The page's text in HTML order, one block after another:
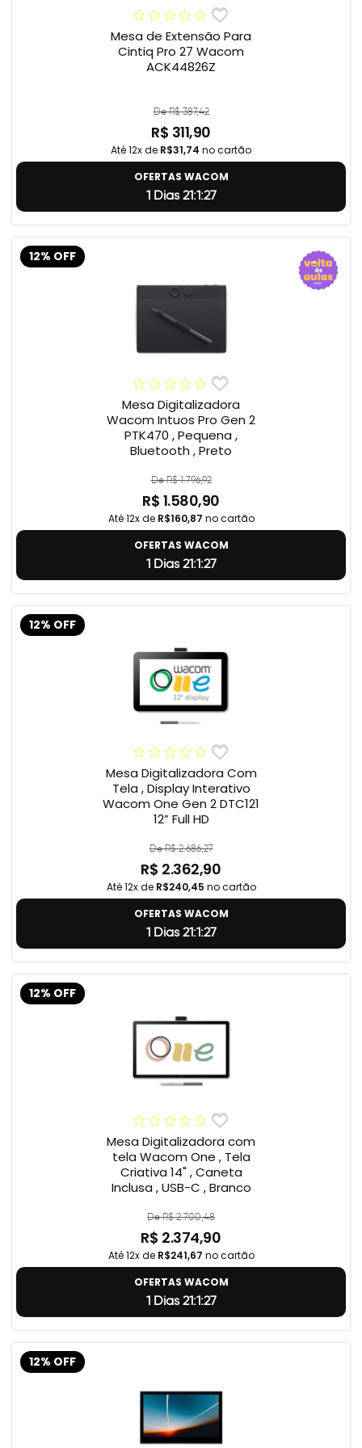
Mesa de Extensão Para
Cintiq Pro 27 Wacom
ACK44826Z
De R$ 387,42
R$ 311,90
Até 12x de R$31,74 no cartão
OFERTAS WACOM
1 Dias 21:1:26
12% OFF
Mesa Digitalizadora
Wacom Intuos Pro Gen 2
PTK470 , Pequena ,
Bluetooth , Preto
De R$ 1.796,92
R$ 1.580,90
Até 12x de R$160,87 no cartão
OFERTAS WACOM
1 Dias 21:1:26
12% OFF
Mesa Digitalizadora Com
Tela , Display Interativo
Wacom One Gen 2 DTC121
12” Full HD
De R$ 2.686,27
R$ 2.362,90
Até 12x de R$240,45 no cartão
OFERTAS WACOM
1 Dias 21:1:26
12% OFF
Mesa Digitalizadora com
tela Wacom One , Tela
Criativa 14" , Caneta
Inclusa , USB-C , Branco
De R$ 2.700,48
R$ 2.374,90
Até 12x de R$241,67 no cartão
OFERTAS WACOM
1 Dias 21:1:26
12% OFF